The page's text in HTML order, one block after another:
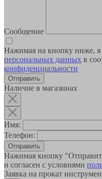
Сообщение
Нажимая на кнопку ниже,
персональных данных в
конфиденциальности
Наличие в магазинах
Имя:
Телефон:
Отправить
Нажимая кнопку
и согласен с условиями
Заявка на прокат